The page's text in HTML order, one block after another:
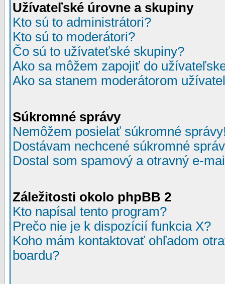
Užívateľské úrovne a skupiny
Kto sú to administrátori?
Kto sú to moderátori?
Čo sú to užívateťské skupiny?
Ako sa môžem zapojiť do
Ako sa stanem moderátorom
Súkromné správy
Nemôžem posielať súkromné
Dostávam nechcené súkromné
Dostal som spamový a otravný e-
Záležitosti okolo phpBB 2
Kto napísal tento program?
Prečo nie je k dispozícií funkcia X?
Koho mám kontaktovať ohľadom
boardu?